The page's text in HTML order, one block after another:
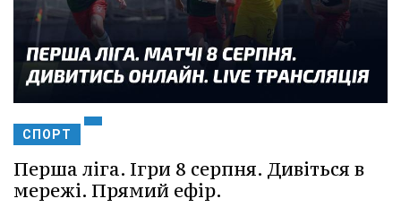
СПОРТ
Перша ліга. Ігри 8 серпня. Дивіться в
мережі. Прямий ефір.